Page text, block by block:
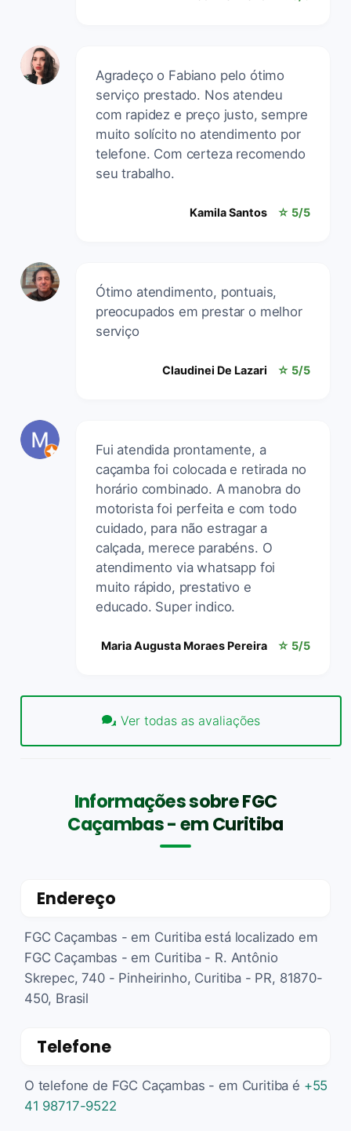
Agradeço o Fabiano pelo ótimo
serviço prestado. Nos atendeu
com rapidez e preço justo, sempre
muito solícito no atendimento por
telefone. Com certeza recomendo
seu trabalho.
Kamila Santos ☆ 5/5
Ótimo atendimento, pontuais,
preocupados em prestar o melhor
serviço
Claudinei De Lazari ☆ 5/5
Fui atendida prontamente, a
caçamba foi colocada e retirada no
horário combinado. A manobra do
motorista foi perfeita e com todo
cuidado, para não estragar a
calçada, merece parabéns. O
atendimento via whatsapp foi
muito rápido, prestativo e
educado. Super indico.
Maria Augusta Moraes Pereira ☆ 5/5
Ver todas as avaliações
Informações sobre FGC
Caçambas - em Curitiba
Endereço
FGC Caçambas - em Curitiba está localizado em
FGC Caçambas - em Curitiba - R. Antônio
Skrepec, 740 - Pinheirinho, Curitiba - PR, 81870-
450, Brasil
Telefone
O telefone de FGC Caçambas - em Curitiba é +55
41 98717-9522